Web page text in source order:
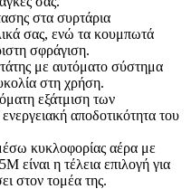
στα συρτάρια
σας, ενώ τα κουμπωτά
σφράγιση.
με αυτόματο σύστημα
στη χρήση.
εξάτμιση των
αποδοτικότητα του
κυκλοφορίας αέρα με
είναι η τέλεια επιλογή για
στον τομέα της.